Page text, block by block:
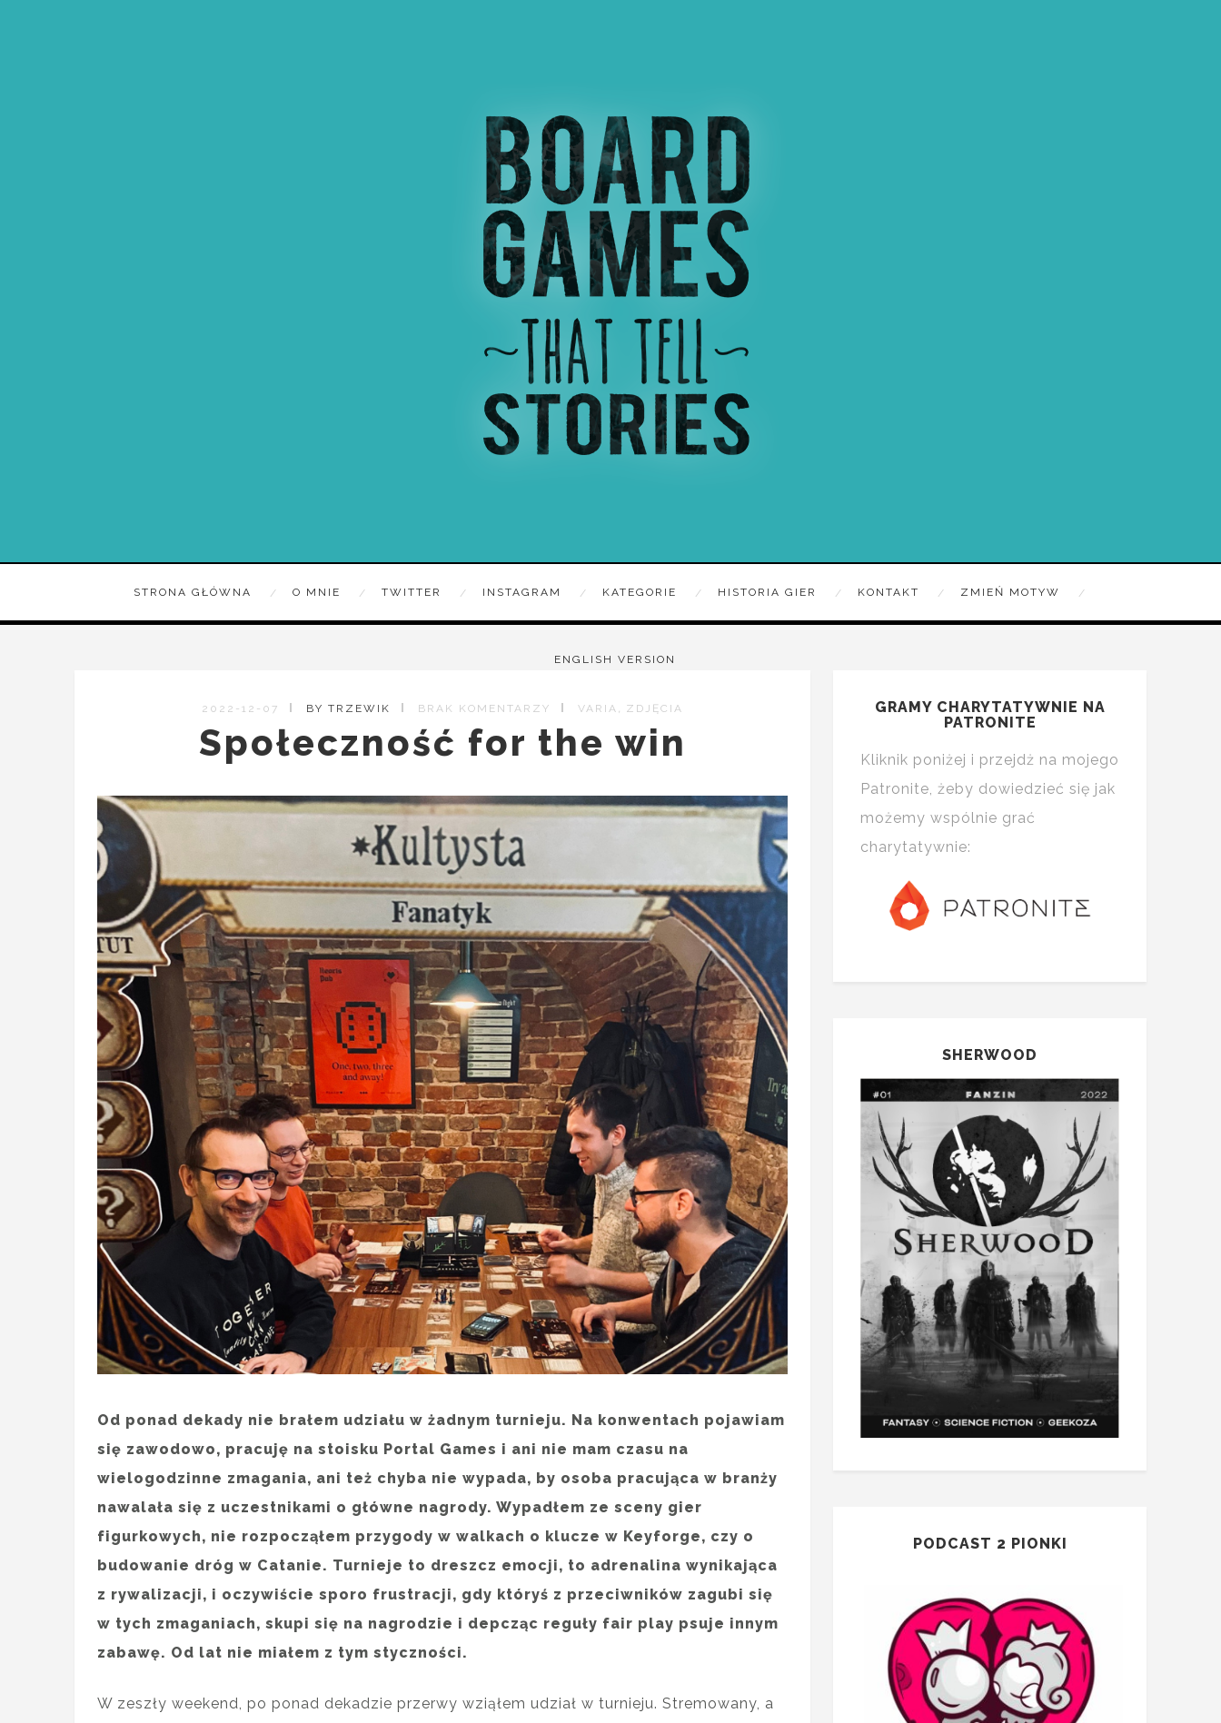
STRONA GŁÓWNA O MNIE TWITTER INSTAGRAM KATEGORIE HISTORIA GIER KONTAKT ZMIEŃ MOTYW
ENGLISH VERSION
2022-12-07 BY TRZEWIK BRAK KOMENTARZY VARIA ZDJĘCIA
Społeczność for the win
Od ponad dekady nie brałem udziału w żadnym turnieju. Na konwentach pojawiam
się zawodowo, pracuję na stoisku Portal Games i ani nie mam czasu na
wielogodzinne zmagania, ani też chyba nie wypada, by osoba pracująca w branży
nawalała się z uczestnikami o główne nagrody. Wypadłem ze sceny gier
figurkowych, nie rozpocząłem przygody w walkach o klucze w Keyforge, czy o
budowanie dróg w Catanie. Turnieje to dreszcz emocji, to adrenalina wynikająca
z rywalizacji, i oczywiście sporo frustracji, gdy któryś z przeciwników zagubi się
w tych zmaganiach, skupi się na nagrodzie i depcząc reguły fair play psuje innym
zabawę. Od lat nie miałem z tym styczności.
W zeszły weekend, po ponad dekadzie przerwy wziąłem udział w turnieju. Stremowany, a
GRAMY CHARYTATYWNIE NA
PATRONITE
Kliknik poniżej i przejdż na mojego
Patronite, żeby dowiedzieć się jak
możemy wspólnie grać
charytatywnie:
SHERWOOD
PODCAST 2 PIONKI